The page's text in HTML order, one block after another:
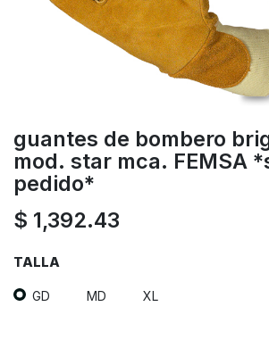
guantes de bombero
mod. star mca. FEMSA
pedido*
$ 1,392.43
TALLA
GD MD XL